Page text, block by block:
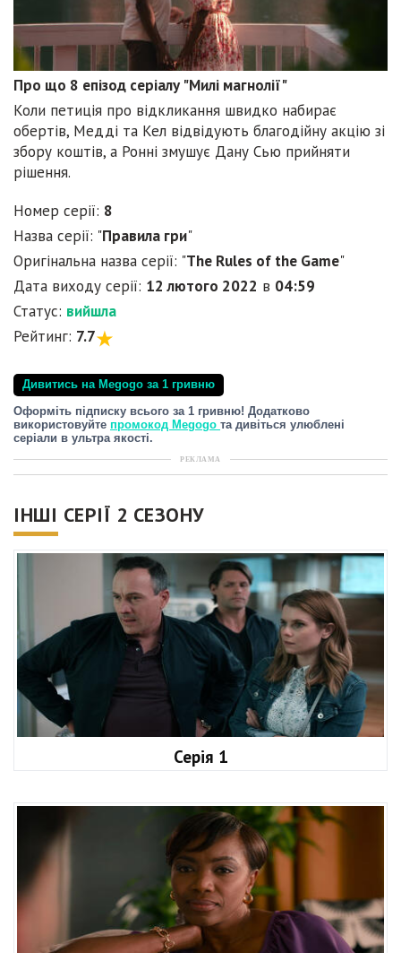
Про що 8 епізод серіалу "Милі магнолії"
Коли петиція про відкликання швидко набирає
обертів, Медді та Кел відвідують благодійну акцію зі
збору коштів, а Ронні змушує Дану Сью прийняти
рішення.
Номер серії: 8
Назва серії: "Правила гри"
Оригінальна назва серії: "The Rules of the Game"
Дата виходу серії: 12 лютого 2022 в 04:59
Статус: вийшла
Рейтинг: 7.7
Дивитись на Megogo за 1 гривню
Оформіть підписку всього за 1 гривню! Додатково
використовуйте промокод Megogo та дивіться улюблені
серіали в ультра якості.
РЕКЛАМА
ІНШІ СЕРІЇ 2 СЕЗОНУ
Серія 1